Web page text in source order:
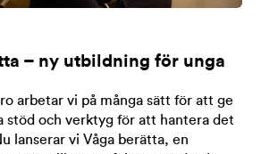
– ny utbildning för unga
arbetar vi på många sätt för att ge
stöd och verktyg för att hantera det
lanserar vi Våga berätta, en